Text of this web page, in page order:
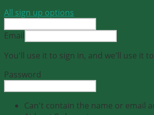
All sign up options
Email
You'll use it to sign in, and we'll use it
Password
Can't contain the name or email